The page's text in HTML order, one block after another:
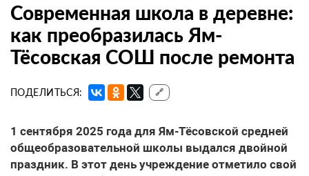
Современная школа в деревне:
как преобразилась Ям-
Тёсовская СОШ после ремонта
ПОДЕЛИТЬСЯ: 🔗
1 сентября 2025 года для Ям-Тёсовской средней
общеобразовательной школы выдался двойной
праздник. В этот день учреждение отметило свой